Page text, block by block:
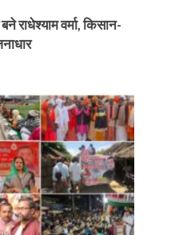
राधेश्याम वर्मा, किसान-